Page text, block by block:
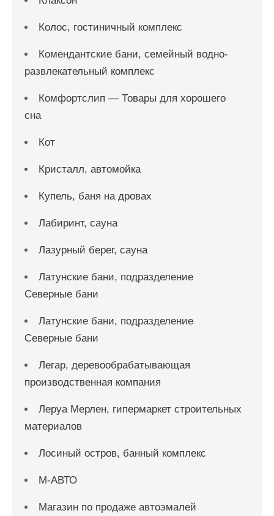
Колос, гостиничный комплекс
Комендантские бани, семейный водно-
развлекательный комплекс
Комфортслип — Товары для хорошего
сна
Кот
Кристалл, автомойка
Купель, баня на дровах
Лабиринт, сауна
Лазурный берег, сауна
Латунские бани, подразделение
Северные бани
Латунские бани, подразделение
Северные бани
Легар, деревообрабатывающая
производственная компания
Леруа Мерлен, гипермаркет строительных
материалов
Лосиный остров, банный комплекс
М-АВТО
Магазин по продаже автоэмалей